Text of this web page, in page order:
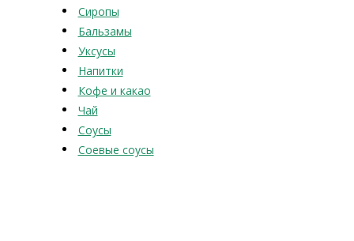
Сиропы
Бальзамы
Уксусы
Напитки
Кофе и какао
Чай
Соусы
Соевые соусы